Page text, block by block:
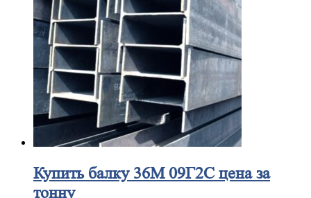
Купитьбалку 36М 09Г2С цена за
тонну